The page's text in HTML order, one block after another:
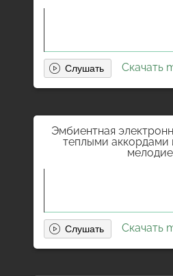
Скачать
Эмбиентная
теплыми
Скачать